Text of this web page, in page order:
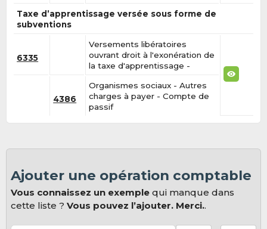
Taxe d’apprentissage versée sous forme de
subventions
6335
Versements libératoires
ouvrant droit à l'exonération de
la taxe d'apprentissage -
4386
Organismes sociaux - Autres
charges à payer - Compte de
passif
Ajouter une opération comptable
Vous connaissez un exemple qui manque dans
cette liste ?Vous pouvez l’ajouter. Merci..